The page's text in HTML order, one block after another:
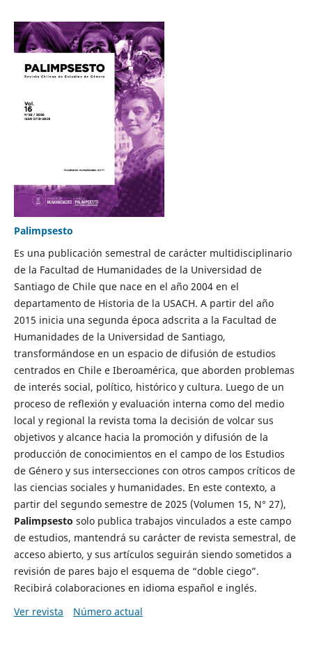
Palimpsesto
Es una publicación semestral de carácter multidisciplinario
de la Facultad de Humanidades de la Universidad de
Santiago de Chile que nace en el año 2004 en el
departamento de Historia de la USACH. A partir del año
2015 inicia una segunda época adscrita a la Facultad de
Humanidades de la Universidad de Santiago,
transformándose en un espacio de difusión de estudios
centrados en Chile e Iberoamérica, que aborden problemas
de interés social, político, histórico y cultura. Luego de un
proceso de reflexión y evaluación interna como del medio
local y regional la revista toma la decisión de volcar sus
objetivos y alcance hacia la promoción y difusión de la
producción de conocimientos en el campo de los Estudios
de Género y sus intersecciones con otros campos críticos de
las ciencias sociales y humanidades. En este contexto, a
partir del segundo semestre de 2025 (Volumen 15, N° 27),
Palimpsesto solo publica trabajos vinculados a este campo
de estudios, mantendrá su carácter de revista semestral, de
acceso abierto, y sus artículos seguirán siendo sometidos a
revisión de pares bajo el esquema de “doble ciego”.
Recibirá colaboraciones en idioma español e inglés.
Ver revista
Número actual